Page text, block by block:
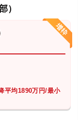
）
平均1890万円/最小